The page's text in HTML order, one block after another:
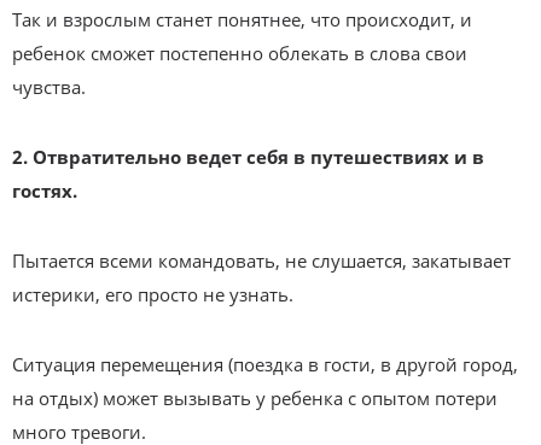
Так и взрослым станет понятнее, что происходит, и
ребенок сможет постепенно облекать в слова свои
чувства.
2. Отвратительно ведет себя в путешествиях и в
гостях.
Пытается всеми командовать, не слушается, закатывает
истерики, его просто не узнать.
Ситуация перемещения (поездка в гости, в другой город,
на отдых) может вызывать у ребенка с опытом потери
много тревоги.